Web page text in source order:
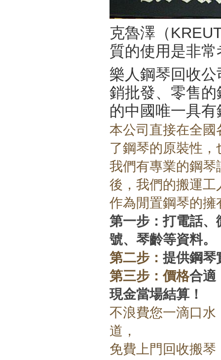
克魯澤（
質的使用是非
樂人鋼琴回收
銷批發、零售
的中國唯一具
本公司直接在全國
了鋼琴的原裝性
我們有專業的鋼
後，我們的搬運
作為閒置鋼琴的擁
第一步：打電話、
號、琴齡等資料。
第二步： 提供鋼琴
第三步：價格合適
現金當場結算！
不浪費您一滴口
道 ，
免費上門回收搬